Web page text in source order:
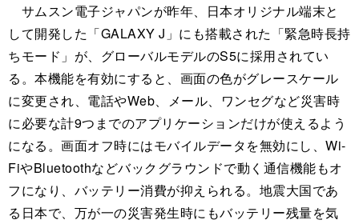
サムスン電子ジャパンが昨年、日本オリジナル端末と
して開発した「GALAXY J」にも搭載された「緊急時長持
ちモード」が、グローバルモデルのS5に採用されてい
る。本機能を有効にすると、画面の色がグレースケール
に変更され、電話やWeb、メール、ワンセグなど災害時
に必要な計9つまでのアプリケーションだけが使えるよう
になる。画面オフ時にはモバイルデータを無効にし、Wi-
FiやBluetoothなどバックグラウンドで動く通信機能もオ
フになり、バッテリー消費が抑えられる。地震大国であ
る日本で、万が一の災害発生時にもバッテリー残量を気